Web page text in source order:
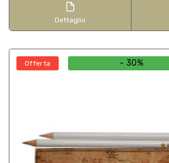
Dettaglio
Offerta - 30%